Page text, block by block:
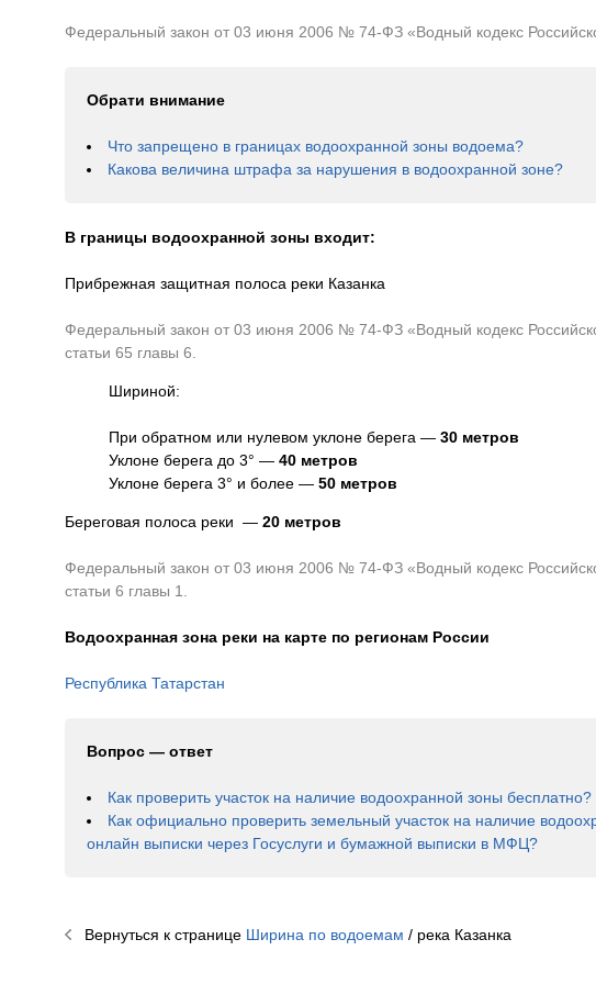
Федеральный закон от 03 июня 2006 № 74-ФЗ «Водный кодекс
Обрати внимание
Что запрещено в границах водоохранной зоны водоема?
Какова величина штрафа за нарушения в водоохранной зоне?
В границы водоохранной зоны входит:
Прибрежная защитная полоса реки Казанка
Федеральный закон от 03 июня 2006 № 74-ФЗ «Водный кодекс
статьи 65 главы 6.
Шириной:
При обратном или нулевом уклоне берега — 30 метров
Уклоне берега до 3° — 40 метров
Уклоне берега 3° и более — 50 метров
Береговая полоса реки — 20 метров
Федеральный закон от 03 июня 2006 № 74-ФЗ «Водный кодекс
статьи 6 главы 1.
Водоохранная зона реки на карте по регионам России
Республика Татарстан
Вопрос — ответ
Как проверить участок на наличие водоохранной зоны бесплатно?
Как официально проверить земельный участок на наличие
онлайн выписки через Госуслуги и бумажной выписки в МФЦ?
Вернуться к странице Ширина по водоемам / река Казанка